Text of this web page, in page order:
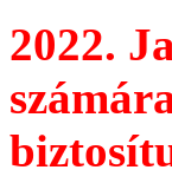
2022.